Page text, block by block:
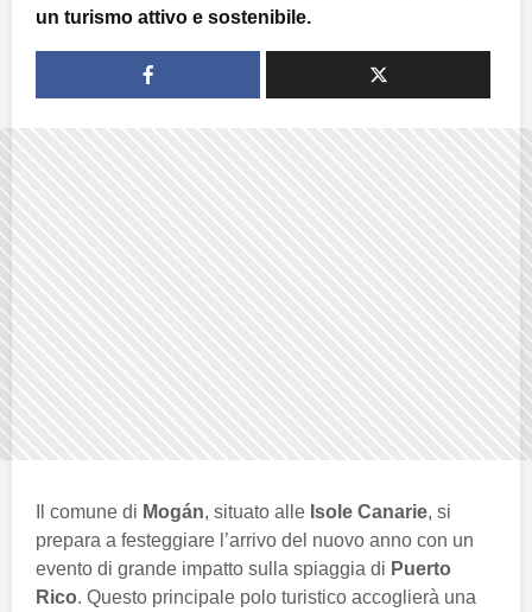
un turismo attivo e sostenibile.
Il comune di Mogán, situato alle Isole Canarie, si
prepara a festeggiare l’arrivo del nuovo anno con un
evento di grande impatto sulla spiaggia di Puerto
Rico. Questo principale polo turistico accoglierà una